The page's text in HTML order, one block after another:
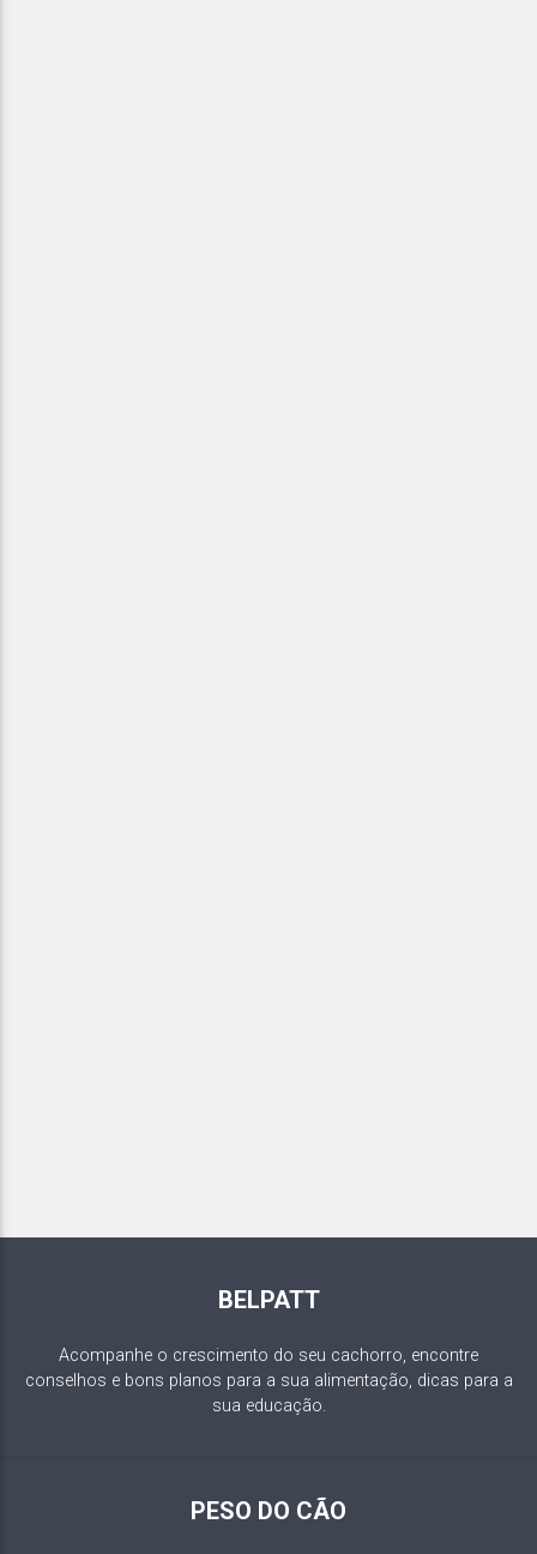
BELPATT
Acompanhe o crescimento do seu cachorro, encontre
conselhos e bons planos para a sua alimentação, dicas para a
sua educação.
PESO DO CÃO